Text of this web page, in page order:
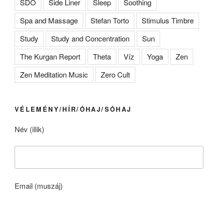
SDO
Side Liner Sleep
Soothing
Spa and Massage
Stefan Torto
Stimulus Timbre
Study
Study and Concentration
Sun
The Kurgan Report
Theta Víz Yoga
Zen
Zen Meditation Music
Zero Cult
VÉLEMÉNY/HÍR/ÓHAJ/SÓHAJ
Név (illik)
Email (muszáj)